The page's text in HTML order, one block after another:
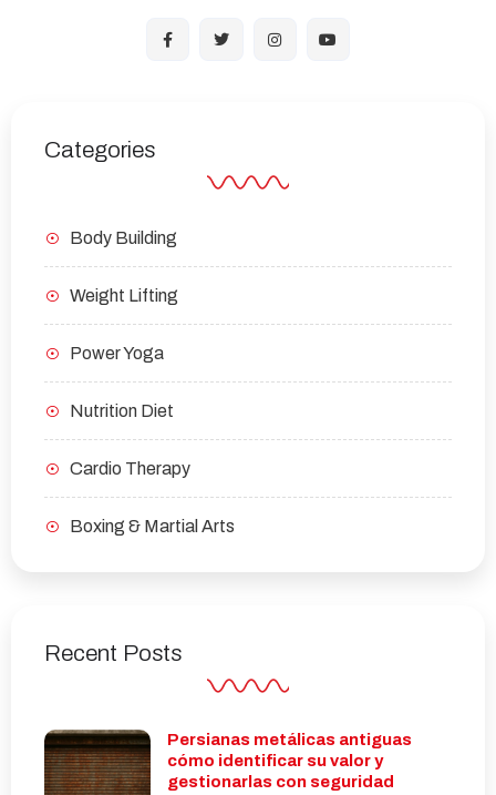
Categories
Body Building
Weight Lifting
Power Yoga
Nutrition Diet
Cardio Therapy
Boxing & Martial Arts
Recent Posts
Persianas metálicas antiguas
cómo identificar su valor y
gestionarlas con seguridad